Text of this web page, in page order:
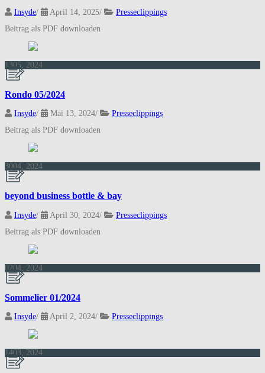
Insyde/ April 14, 2025/
Presseclippings
Beitrag als PDF downloaden
1305, 2024
Rondo 05/2024
Insyde/ Mai 13, 2024/
Presseclippings
Beitrag als PDF downloaden
3004, 2024
beyond business bottle & bay
Insyde/ April 30, 2024/
Presseclippings
Beitrag als PDF downloaden
0204, 2024
Sommelier 01/2024
Insyde/ April 2, 2024/ Presseclippings
1403, 2024